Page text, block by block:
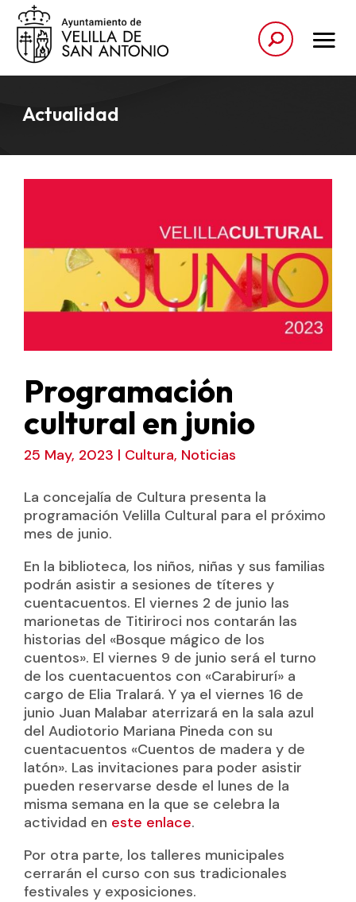
Actualidad
Programación
cultural en junio
25 May, 2023 | Cultura, Noticias
La concejalía de Cultura presenta la
programación Velilla Cultural para el próximo
mes de junio.
En la biblioteca, los niños, niñas y sus familias
podrán asistir a sesiones de títeres y
cuentacuentos. El viernes 2 de junio las
marionetas de Titiriroci nos contarán las
historias del «Bosque mágico de los
cuentos». El viernes 9 de junio será el turno
de los cuentacuentos con «Carabirurí» a
cargo de Elia Tralará. Y ya el viernes 16 de
junio Juan Malabar aterrizará en la sala azul
del Audiotorio Mariana Pineda con su
cuentacuentos «Cuentos de madera y de
latón». Las invitaciones para poder asistir
pueden reservarse desde el lunes de la
misma semana en la que se celebra la
actividad en este enlace.
Por otra parte, los talleres municipales
cerrarán el curso con sus tradicionales
festivales y exposiciones.